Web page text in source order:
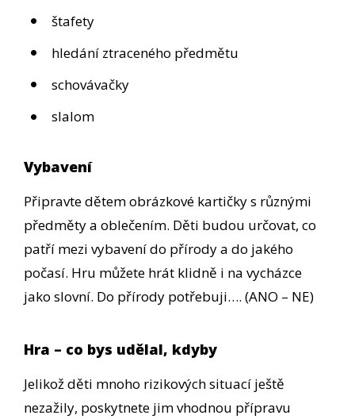
štafety
hledání ztraceného předmětu
schovávačky
slalom
Vybavení
Připravte dětem obrázkové kartičky s různými
předměty a oblečením. Děti budou určovat, co
patří mezi vybavení do přírody a do jakého
počasí. Hru můžete hrát klidně i na vycházce
jako slovní. Do přírody potřebuji…. (ANO – NE)
Hra – co bys udělal, kdyby
Jelikož děti mnoho rizikových situací ještě
nezažily, poskytnete jim vhodnou přípravu